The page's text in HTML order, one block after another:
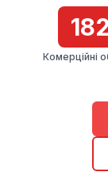
183
Комерційні